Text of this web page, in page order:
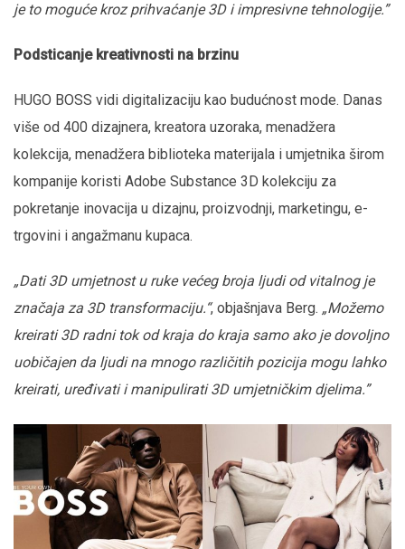
je to moguće kroz prihvaćanje 3D i impresivne tehnologije.”
Podsticanje kreativnosti na brzinu
HUGO BOSS vidi digitalizaciju kao budućnost mode. Danas
više od 400 dizajnera, kreatora uzoraka, menadžera
kolekcija, menadžera biblioteka materijala i umjetnika širom
kompanije koristi Adobe Substance 3D kolekciju za
pokretanje inovacija u dizajnu, proizvodnji, marketingu, e-
trgovini i angažmanu kupaca.
„Dati 3D umjetnost u ruke većeg broja ljudi od vitalnog je
značaja za 3D transformaciju.“, objašnjava Berg. „Možemo
kreirati 3D radni tok od kraja do kraja samo ako je dovoljno
uobičajen da ljudi na mnogo različitih pozicija mogu lahko
kreirati, uređivati i manipulirati 3D umjetničkim djelima.”